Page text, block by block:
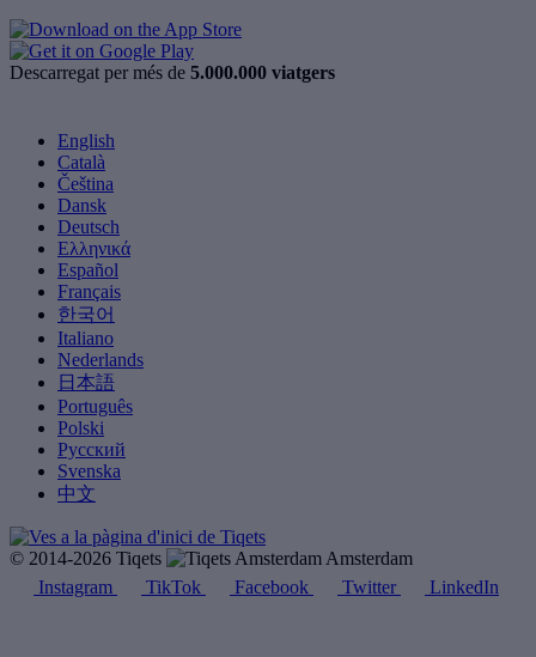
Descarregat per més de 5.000.000 viatgers
English
Català
Čeština
Dansk
Deutsch
Ελληνικά
Español
Français
한국어
Italiano
Nederlands
日本語
Português
Polski
Русский
Svenska
中文
© 2014-2026 Tiqets
Amsterdam
Instagram
TikTok Facebook Twitter LinkedIn